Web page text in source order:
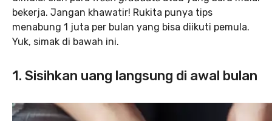
bekerja. Jangan khawatir! Rukita punya tips
menabung 1 juta per bulan yang bisa diikuti pemula.
Yuk, simak di bawah ini.
1. Sisihkan uang langsung di awal bulan